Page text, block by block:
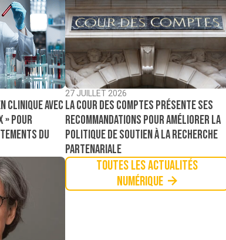
clinique avec
» pour
du
27 JUILLET 2026
La Cour des comptes présente ses
recommandations pour améliorer la
politique de soutien à la recherche
partenariale
Toutes les actualités
Numérique